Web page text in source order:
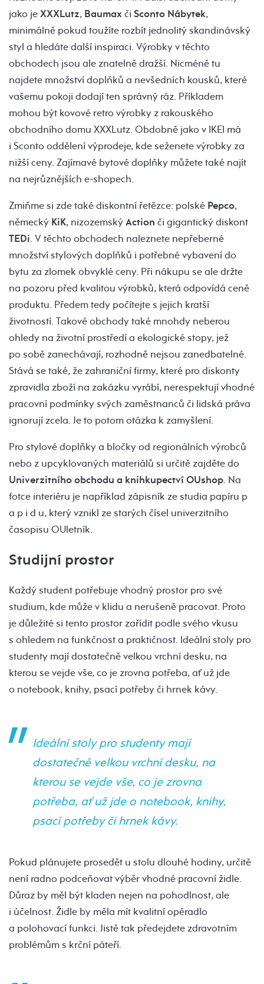
jako jeXXXLutz, Baumaxči Sconto Nábytek,
minimálně pokud toužíte rozbít jednolitý skandinávský
styl a hledáte další inspiraci. Výrobky v těchto
obchodech jsou ale znatelně dražší. Nicméně tu
najdete množství doplňků a nevšedních kousků, které
vašemu pokoji dodají ten správný ráz. Příkladem
mohou být kovové retro výrobky z rakouského
obchodního domu XXXLutz. Obdobně jako v IKEI má
i Sconto oddělení výprodeje, kde seženete výrobky za
nižší ceny. Zajímavé bytové doplňky můžete také najít
na nejrůznějších e-shopech.
Zmiňme si zde také diskontní řetězce: polské Pepco,
německý KiK, nizozemskýAction či gigantický diskont
TEDi. V těchto obchodech naleznete nepřeberné
množství stylových doplňků i potřebné vybavení do
bytu za zlomek obvyklé ceny. Při nákupu se ale držte
na pozoru před kvalitou výrobků, která odpovídá ceně
produktu. Předem tedy počítejte s jejich kratší
životností. Takové obchody také mnohdy neberou
ohledy na životní prostředí a ekologické stopy, jež
po sobě zanechávají, rozhodně nejsou zanedbatelné.
Stává se také, že zahraniční firmy, které pro diskonty
zpravidla zboží na zakázku vyrábí, nerespektují vhodné
pracovní podmínky svých zaměstnanců či lidská práva
ignorují zcela. Je to potom otázka k zamyšlení.
Pro stylové doplňky a bločky od regionálních výrobců
nebo z upcyklovaných materiálů si určitě zajděte do
Univerzitního obchodu a knihkupectví OUshop. Na
fotce interiéru je například zápisník ze studia papíru p
a p i d u, který vznikl ze starých čísel univerzitního
časopisu OUletník.
Studijní prostor
Každý student potřebuje vhodný prostor pro své
studium, kde může v klidu a nerušeně pracovat. Proto
je důležité si tento prostor zařídit podle svého vkusu
s ohledem na funkčnost a praktičnost. Ideální stoly pro
studenty mají dostatečně velkou vrchní desku, na
kterou se vejde vše, co je zrovna potřeba, ať už jde
o notebook, knihy, psací potřeby či hrnek kávy.
Ideální stoly pro studenty mají
dostatečně velkou vrchní desku, na
kterou se vejde vše, co je zrovna
potřeba, ať už jde o notebook, knihy,
psací potřeby či hrnek kávy.
Pokud plánujete prosedět u stolu dlouhé hodiny, určitě
není radno podceňovat výběr vhodné pracovní židle.
Důraz by měl být kladen nejen na pohodlnost, ale
i účelnost. Židle by měla mít kvalitní opěradlo
a polohovací funkci. Jistě tak předejdete zdravotním
problémům s krční páteří.